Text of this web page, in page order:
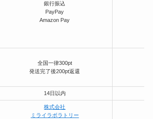
銀行振込
PayPay
Amazon Pay
全国一律300pt
発送完了後200pt返還
14日以内
株式会社
ミライラボラトリー